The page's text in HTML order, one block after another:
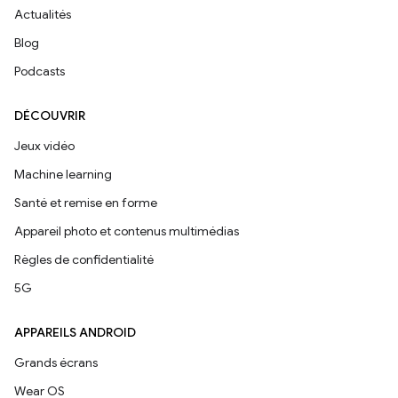
Actualités
Blog
Podcasts
DÉCOUVRIR
Jeux vidéo
Machine learning
Santé et remise en forme
Appareil photo et contenus multimédias
Règles de confidentialité
5G
APPAREILS ANDROID
Grands écrans
Wear OS